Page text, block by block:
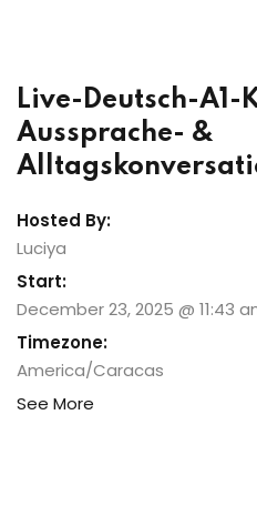
Live-Deutsch-A1-
Aussprache- &
Hosted By:
Luciya
Start:
December 23, 2025 @ 11:43
Timezone:
America/Caracas
See More